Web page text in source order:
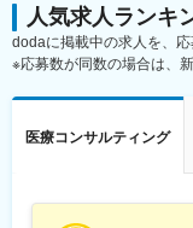
・会議や打ち合
います）が発生
※国内出張の頻
ん。）
同社は、個人が
誇っており、長
・製造業認定、
※クライアントは
にあたっていた
人気求人ランキ
dodaに掲載中の求人を、応
※応募数が同数の場合は、
医療コンサルティング